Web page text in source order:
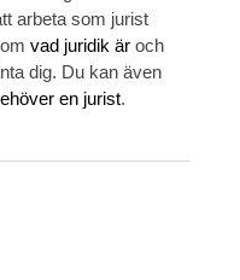
arbeta som jurist
vad juridik är och
dig. Du kan även
en jurist.